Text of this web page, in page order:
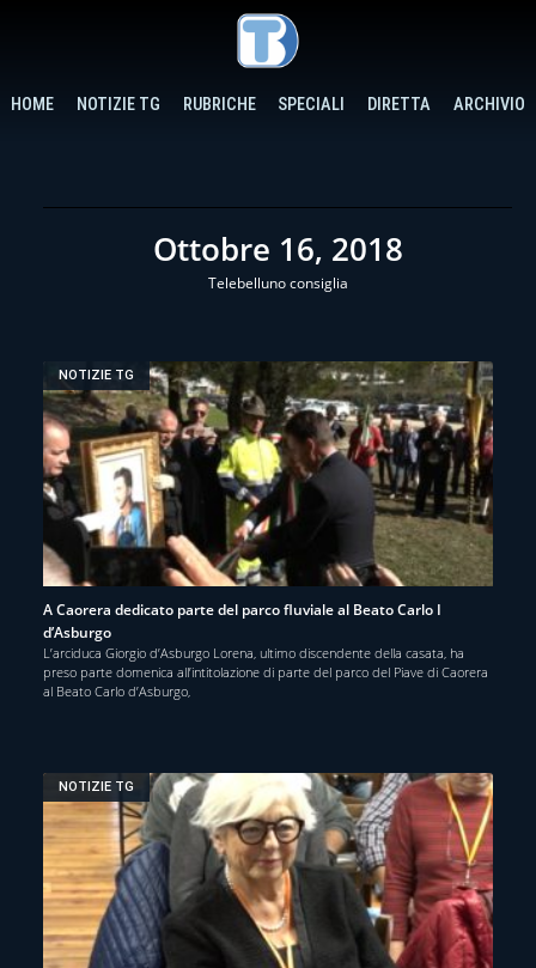
HOME NOTIZIE TG RUBRICHE SPECIALI DIRETTA ARCHIVIO
Ottobre 16, 2018
Telebelluno consiglia
NOTIZIE TG
A Caorera dedicato parte del parco fluviale al Beato Carlo I
d’Asburgo
L’arciduca Giorgio d’Asburgo Lorena, ultimo discendente della casata, ha
preso parte domenica all’intitolazione di parte del parco del Piave di Caorera
al Beato Carlo d’Asburgo,
NOTIZIE TG